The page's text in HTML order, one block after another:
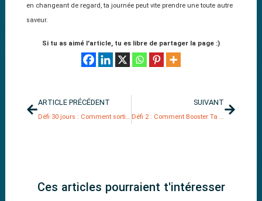
en changeant de regard, ta journée peut vite prendre une toute autre
saveur.
Si tu as aimé l'article, tu es libre de partager la page :)
ARTICLE PRÉCÉDENT SUIVANT
Ces articles pourraient t'intéresser